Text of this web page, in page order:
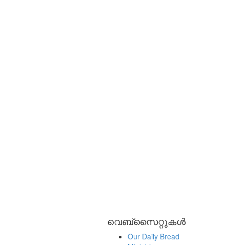
വെബ്സൈറ്റുകൾ
Our Daily Bread